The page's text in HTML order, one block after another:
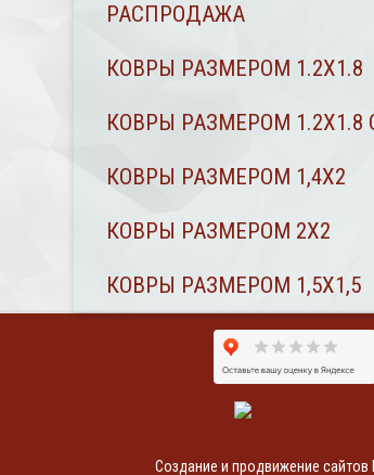
РАСПРОДАЖА
КОВРЫ РАЗМЕРОМ 1.2Х1.8
КОВРЫ РАЗМЕРОМ 1.2Х1.8
КОВРЫ РАЗМЕРОМ 1,4Х2
КОВРЫ РАЗМЕРОМ 2Х2
КОВРЫ РАЗМЕРОМ 1,5Х1,5
Создание и продвижение сайтов